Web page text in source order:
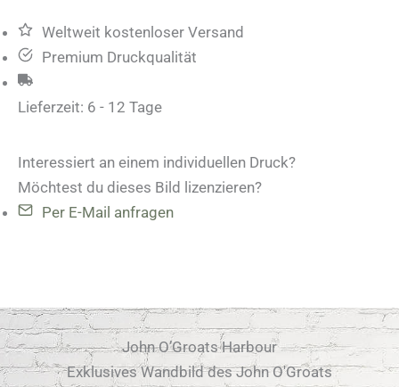
Weltweit kostenloser Versand
Premium Druckqualität
Lieferzeit: 6 - 12 Tage
Interessiert an einem individuellen Druck?
Möchtest du dieses Bild lizenzieren?
Per E-Mail anfragen
John O’Groats Harbour
Exklusives Wandbild des John O'Groats